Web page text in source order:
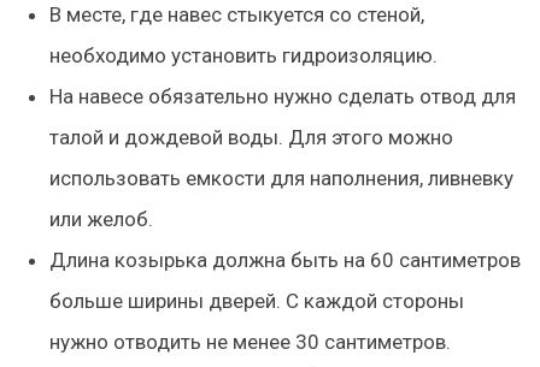
В месте, где навес стыкуется со стеной,
необходимо установить гидроизоляцию.
На навесе обязательно нужно сделать отвод для
талой и дождевой воды. Для этого можно
использовать емкости для наполнения, ливневку
или желоб.
Длина козырька должна быть на 60 сантиметров
больше ширины дверей. С каждой стороны
нужно отводить не менее 30 сантиметров.